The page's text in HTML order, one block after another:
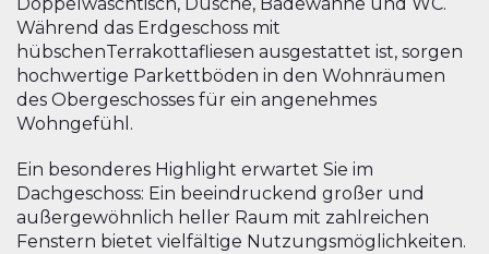
Während das Erdgeschoss mit
hübschenTerrakottafliesen ausgestattet ist, sorgen
hochwertige Parkettböden in den Wohnräumen
des Obergeschosses für ein angenehmes
Wohngefühl.
Ein besonderes Highlight erwartet Sie im
Dachgeschoss: Ein beeindruckend großer und
außergewöhnlich heller Raum mit zahlreichen
Fenstern bietet vielfältige Nutzungsmöglichkeiten.